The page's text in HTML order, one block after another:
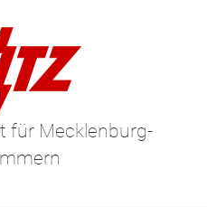
für Mecklenburg-